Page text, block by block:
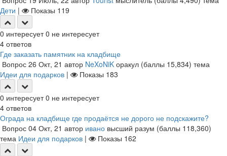
Дети | Показы 119
0 интересует 0 не интересует
4 ответов
Где заказать памятник на кладбище
Вопрос 26 Окт, 21 автор NeXoNiK оракул (баллы 15,834) тема
Идеи для подарков | Показы 183
0 интересует 0 не интересует
4 ответов
Ограда на кладбище где продаётся не дорого не подскажите?
Вопрос 04 Окт, 21 автор ивано высший разум (баллы 118,360)
тема Идеи для подарков | Показы 162